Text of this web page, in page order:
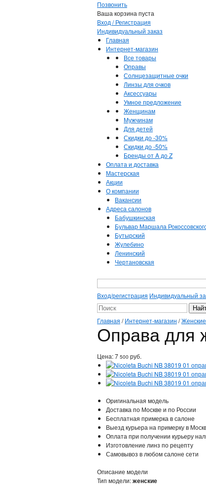
Позвонить
Ваша корзина пуста
Вход / Регистрация
Индивидуальный заказ
Главная
Интернет-магазин
Все товары
Оправы
Солнцезащитные очки
Линзы для очков
Аксессуары
Умное предложение
Женщинам
Мужчинам
Для детей
Скидки до -30%
Скидки до -50%
Бренды от A до Z
Оплата и доставка
Мастерская
Акции
О компании
Вакансии
Адреса салонов
Бабушкинская
Бульвар Маршала
Бутырский
Жулебино
Ленинский
Чертановская
Вход/регистрация Индивидуальный
Главная /Интернет-магазин /
Оправа для
Цена:7 500 руб.
Оригинальная модель
Доставка по Москве и по России
Бесплатная примерка в салоне
Выезд курьера на примерку в
Оплата при получении курьеру
Изготовление линз по рецепту
Самовывоз в любом салоне сети
Описание модели
Тип модели:женские